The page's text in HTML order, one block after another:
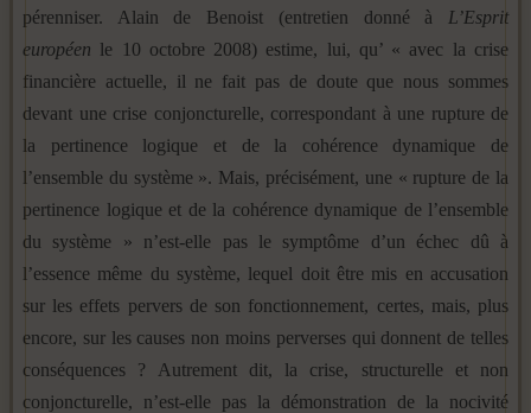
pérenniser. Alain de Benoist (entretien donné à L’Esprit
européen le 10 octobre 2008) estime, lui, qu’ « avec la crise
financière actuelle, il ne fait pas de doute que nous sommes
devant une crise conjoncturelle, correspondant à une rupture de
la pertinence logique et de la cohérence dynamique de
l’ensemble du système ». Mais, précisément, une « rupture de la
pertinence logique et de la cohérence dynamique de l’ensemble
du système » n’est-elle pas le symptôme d’un échec dû à
l’essence même du système, lequel doit être mis en accusation
sur les effets pervers de son fonctionnement, certes, mais, plus
encore, sur les causes non moins perverses qui donnent de telles
conséquences ? Autrement dit, la crise, structurelle et non
conjoncturelle, n’est-elle pas la démonstration de la nocivité